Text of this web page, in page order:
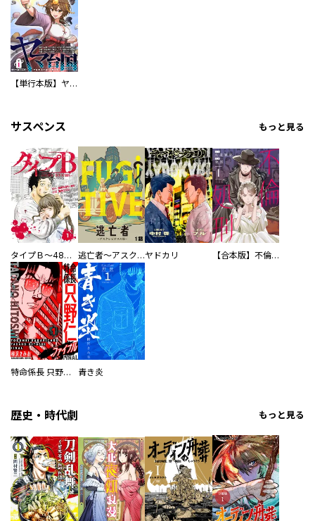
【単行本版】ヤマ台国 誰にも必要とされなかった私が食べ物の奪い合いが続く弥生時代に転生したので食材や料理、薬の知識でみんなを幸せにしたいと思いました（仮）
サスペンス もっと見る
タイプＢ～48時間後、致死率100％～【単話】 逃亡者～アスクレピオスの杖～ヤドカリ 【合本版】不倫処刑
特命係長 只野仁ファイナル 愛蔵版 青き炎
歴史・時代劇 もっと見る